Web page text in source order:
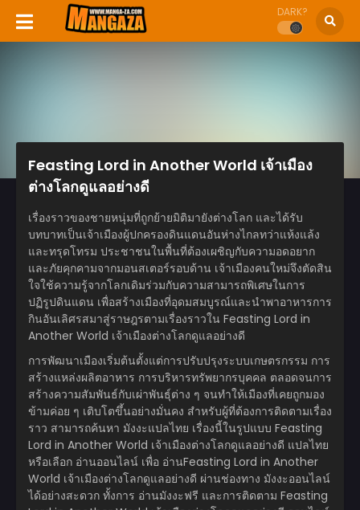
DARK?
Feasting Lord in Another World เจ้าเมือง
ต่างโลกดูแลอย่างดี
เรื่องราวของชายหนุ่มที่ถูกย้ายมิติมายังต่างโลก และได้รับ
บทบาทเป็นเจ้าเมืองผู้ปกครองดินแดนอันห่างไกลทว่าแห้งแล้ง
และทรุดโทรม ประชาชนในพื้นที่ต้องเผชิญกับความอดอยาก
และภัยคุกคามจากมอนสเตอร์รอบด้าน เจ้าเมืองคนใหม่จึงตัดสิน
ใจใช้ความรู้จากโลกเดิมร่วมกับความสามารถพิเศษในการ
ปฏิรูปดินแดน เพื่อสร้างเมืองที่อุดมสมบูรณ์และนำพาอาหารการ
กินอันเลิศรสมาสู่ราษฎรตามเรื่องราวใน Feasting Lord in
Another World เจ้าเมืองต่างโลกดูแลอย่างดี
การพัฒนาเมืองเริ่มต้นตั้งแต่การปรับปรุงระบบเกษตรกรรม การ
สร้างแหล่งผลิตอาหาร การบริหารทรัพยากรบุคคล ตลอดจนการ
สร้างความสัมพันธ์กับเผ่าพันธุ์ต่าง ๆ จนทำให้เมืองที่เคยถูกมอง
ข้ามค่อย ๆ เติบโตขึ้นอย่างมั่นคง สำหรับผู้ที่ต้องการติดตามเรื่อง
ราว สามารถค้นหา มังงะแปลไทย เรื่องนี้ในรูปแบบ Feasting
Lord in Another World เจ้าเมืองต่างโลกดูแลอย่างดี แปลไทย
หรือเลือก อ่านออนไลน์ เพื่อ อ่านFeasting Lord in Another
World เจ้าเมืองต่างโลกดูแลอย่างดี ผ่านช่องทาง มังงะออนไลน์
ได้อย่างสะดวก ทั้งการ อ่านมังงะฟรี และการติดตาม Feasting